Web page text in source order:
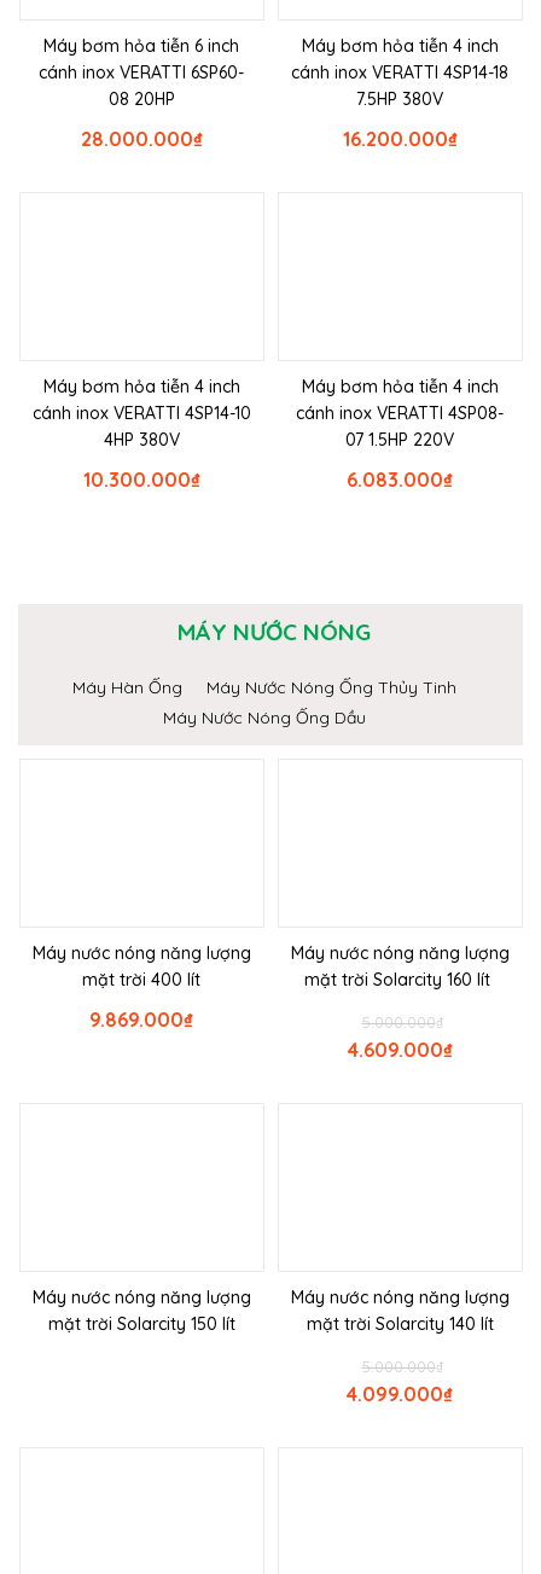
Máy bơm hỏa tiễn 6 inch
cánh inox VERATTI 6SP60-
08 20HP
₫
28.000.000
Máy bơm hỏa tiễn 4 inch
cánh inox VERATTI 4SP14-18
7.5HP 380V
₫
16.200.000
Máy bơm hỏa tiễn 4 inch
cánh inox VERATTI 4SP14-10
4HP 380V
₫
10.300.000
Máy bơm hỏa tiễn 4 inch
cánh inox VERATTI 4SP08-
07 1.5HP 220V
₫
6.083.000
MÁY NƯỚC NÓNG
Máy Hàn Ống
Máy Nước Nóng Ống Thủy Tinh
Máy Nước Nóng Ống Dầu
Máy nước nóng năng lượng
mặt trời 400 lít
₫
9.869.000
Máy nước nóng năng lượng
mặt trời Solarcity 160 lít
₫
5.000.000
₫
4.609.000
Máy nước nóng năng lượng
mặt trời Solarcity 150 lít
Máy nước nóng năng lượng
mặt trời Solarcity 140 lít
₫
5.000.000
₫
4.099.000